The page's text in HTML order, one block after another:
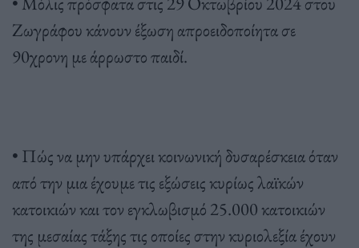
Ζωγράφου κάνουν έξωση απροειδοποίητα σε
90χρονη με άρρωστο παιδί.
• Πώς να μην υπάρχει κοινωνική δυσαρέσκεια όταν
από την μια έχουμε τις εξώσεις κυρίως λαϊκών
κατοικιών και τον εγκλωβισμό 25.000 κατοικιών
της μεσαίας τάξης τις οποίες στην κυριολεξία έχουν